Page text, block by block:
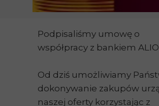
Podpisaliśmy umowę o
współpracy z bankiem
Od dziś umożliwiamy
dokonywanie zakupów
naszej oferty korzystając z